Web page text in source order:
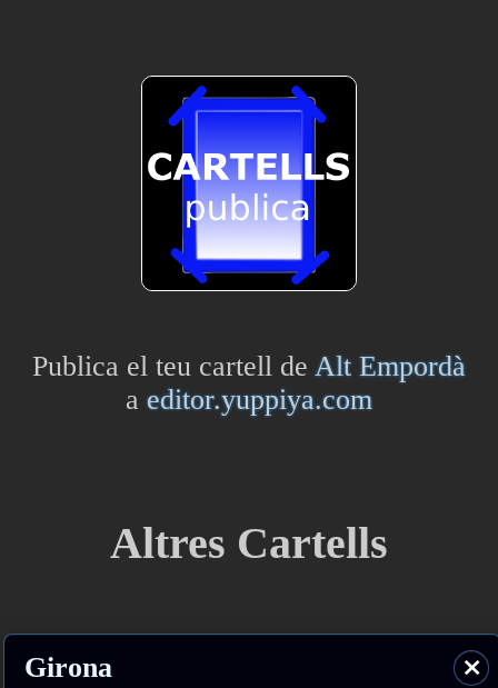
Publica el teu cartell de Alt Empordà
aeditor.yuppiya.com
Altres Cartells
Girona ⨯